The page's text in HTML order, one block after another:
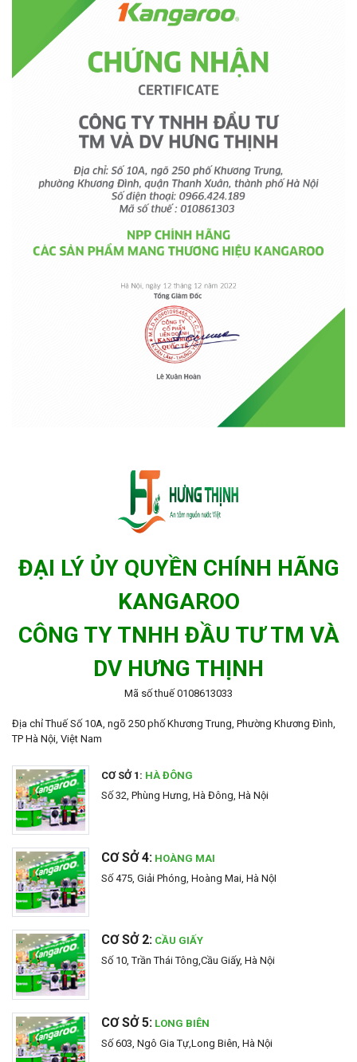
ĐẠI LÝ ỦY QUYỀN CHÍNH HÃNG
KANGAROO
CÔNG TY TNHH ĐẦU TƯ TM VÀ
DV HƯNG THỊNH
Mã số thuế 0108613033
Địa chỉ Thuế Số 10A, ngõ 250 phố Khương Trung, Phường Khương Đình,
TP Hà Nội, Việt Nam
CƠ SỞ 1: HÀ ĐÔNG
Số 32, Phùng Hưng, Hà Đông, Hà Nội
CƠ SỞ 4: HOÀNG MAI
Số 475, Giải Phóng, Hoàng Mai, Hà NộI
CƠ SỞ 2: CẦU GIẤY
Số 10, Trần Thái Tông,Cầu Giấy, Hà Nội
CƠ SỞ 5: LONG BIÊN
Số 603, Ngô Gia Tự,Long Biên, Hà Nội